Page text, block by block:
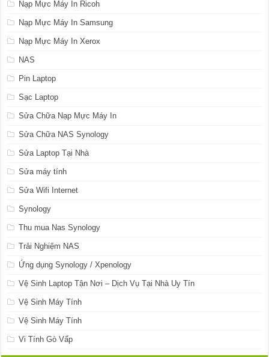
Nạp Mực Máy In Ricoh
Nạp Mực Máy In Samsung
Nạp Mực Máy In Xerox
NAS
Pin Laptop
Sạc Laptop
Sửa Chữa Nạp Mực Máy In
Sửa Chữa NAS Synology
Sửa Laptop Tại Nhà
Sửa máy tính
Sửa Wifi Internet
Synology
Thu mua Nas Synology
Trải Nghiệm NAS
Ứng dụng Synology / Xpenology
Vệ Sinh Laptop Tận Nơi – Dịch Vụ Tại Nhà Uy Tín
Vệ Sinh Máy Tính
Vệ Sinh Máy Tính
Vi Tính Gò Vấp